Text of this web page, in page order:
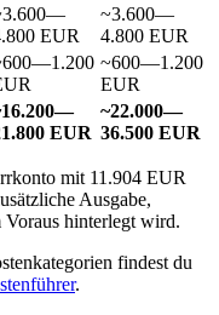
EUR
~3.600—
4.800 EUR
~600—1.200
EUR
EUR
~22.000—
36.500 EUR
mit 11.904 EUR
Ausgabe,
Voraus hinterlegt wird.
findest du
.